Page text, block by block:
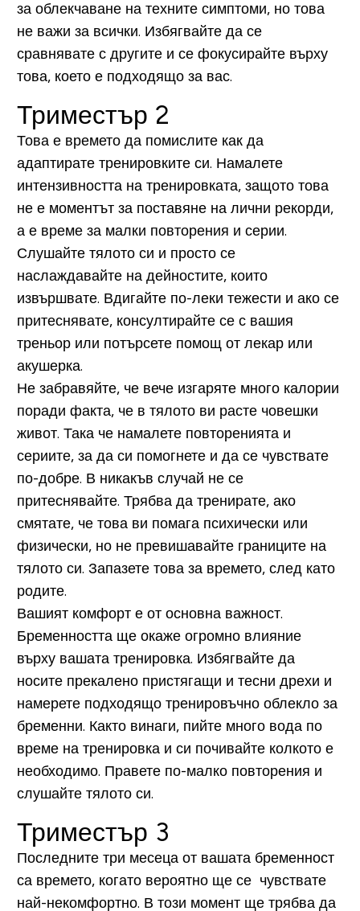
за облекчаване на техните симптоми, но това
не важи за всички. Избягвайте да се
сравнявате с другите и се фокусирайте върху
това, което е подходящо за вас.
Триместър 2
Това е времето да помислите как да
адаптирате тренировките си. Намалете
интензивността на тренировката, защото това
не е моментът за поставяне на лични рекорди,
а е време за малки повторения и серии.
Слушайте тялото си и просто се
наслаждавайте на дейностите, които
извършвате. Вдигайте по-леки тежести и ако се
притеснявате, консултирайте се с вашия
треньор или потърсете помощ от лекар или
акушерка.
Не забравяйте, че вече изгаряте много калории
поради факта, че в тялото ви расте човешки
живот. Така че намалете повторенията и
сериите, за да си помогнете и да се чувствате
по-добре. В никакъв случай не се
притеснявайте. Трябва да тренирате, ако
смятате, че това ви помага психически или
физически, но не превишавайте границите на
тялото си. Запазете това за времето, след като
родите.
Вашият комфорт е от основна важност.
Бременността ще окаже огромно влияние
върху вашата тренировка. Избягвайте да
носите прекалено пристягащи и тесни дрехи и
намерете подходящо тренировъчно облекло за
бременни. Както винаги, пийте много вода по
време на тренировка и си почивайте колкото е
необходимо. Правете по-малко повторения и
слушайте тялото си.
Триместър 3
Последните три месеца от вашата бременност
са времето, когато вероятно ще се чувствате
най-некомфортно. В този момент ще трябва да